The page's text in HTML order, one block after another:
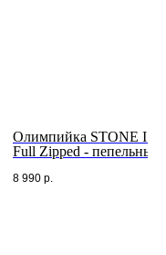
Олимпийка STONE
Full Zipped - пепельный
8 990 р.